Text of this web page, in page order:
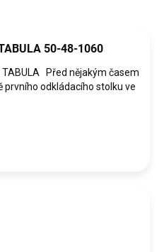
50-48-1060
Před nějakým časem
prvního odkládacího stolku ve